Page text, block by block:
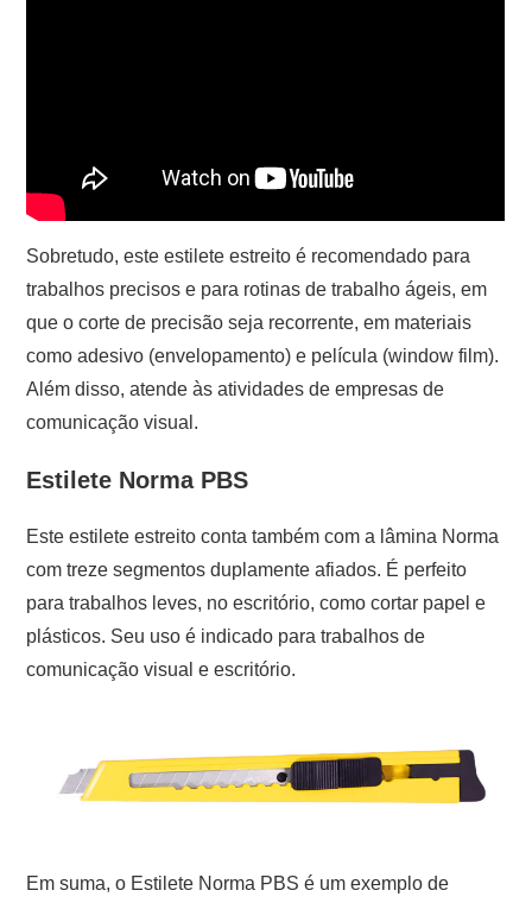
Sobretudo, este estilete estreito é recomendado para
trabalhos precisos e para rotinas de trabalho ágeis, em
que o corte de precisão seja recorrente, em materiais
como adesivo (envelopamento) e película (window film).
Além disso, atende às atividades de empresas de
comunicação visual.
Estilete Norma PBS
Este estilete estreito conta também com a lâmina Norma
com treze segmentos duplamente afiados. É perfeito
para trabalhos leves, no escritório, como cortar papel e
plásticos. Seu uso é indicado para trabalhos de
comunicação visual e escritório.
Em suma, o Estilete Norma PBS é um exemplo de